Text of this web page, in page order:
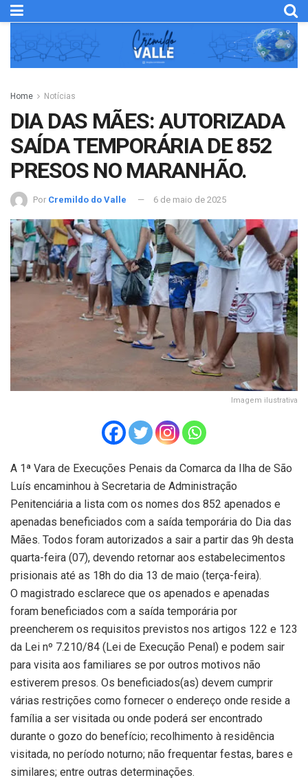
Home Notícias
DIA DAS MÃES: AUTORIZADA
SAÍDA TEMPORÁRIA DE 852
PRESOS NO MARANHÃO.
Por Cremildo do Valle 6 de maio de 2025
Imagem ilustrativa
A 1ª Vara de Execuções Penais da Comarca da Ilha de São
Luís encaminhou à Secretaria de Administração
Penitenciária a lista com os nomes dos 852 apenados e
apenadas beneficiados com a saída temporária do Dia das
Mães. Todos foram autorizados a sair a partir das 9h desta
quarta-feira (07), devendo retornar aos estabelecimentos
prisionais até as 18h do dia 13 de maio (terça-feira).
O magistrado esclarece que os apenados e apenadas
foram beneficiados com a saída temporária por
preencherem os requisitos previstos nos artigos 122 e 123
da Lei nº 7.210/84 (Lei de Execução Penal) e podem sair
para visita aos familiares se por outros motivos não
estiverem presos. Os beneficiados(as) devem cumprir
várias restrições como fornecer o endereço onde reside a
família a ser visitada ou onde poderá ser encontrado
durante o gozo do benefício; recolhimento à residência
visitada, no período noturno; não frequentar festas, bares e
similares; entre outras determinações.